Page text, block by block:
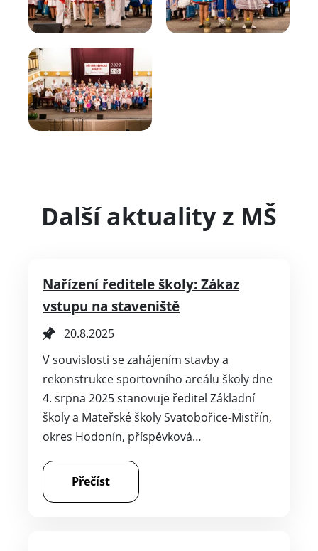
Další aktuality z MŠ
Nařízení ředitele školy: Zákaz
vstupu na staveniště
20.8.2025
V souvislosti se zahájením stavby a
rekonstrukce sportovního areálu školy dne
4. srpna 2025 stanovuje ředitel Základní
školy a Mateřské školy Svatobořice-Mistřín,
okres Hodonín, příspěvková…
Přečíst